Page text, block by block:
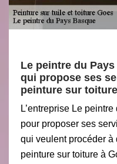
Le peintre du
qui propose ses
peinture sur
L’entreprise Le
pour proposer ses
qui veulent procéder à
peinture sur toiture à